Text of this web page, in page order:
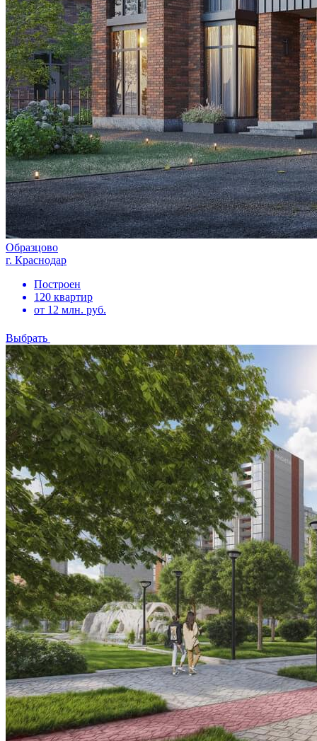
Образцово
г. Краснодар
Построен
120 квартир
от 12 млн. руб.
Выбрать